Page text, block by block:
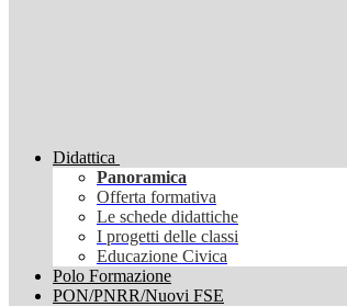
Didattica
Panoramica
Offerta formativa
Le schede didattiche
I progetti delle classi
Educazione Civica
Polo Formazione
PON/PNRR/Nuovi FSE